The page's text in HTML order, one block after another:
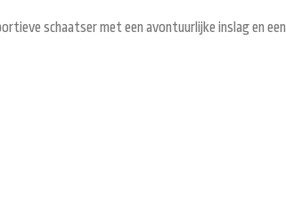
schaatser met een avontuurlijke inslag en